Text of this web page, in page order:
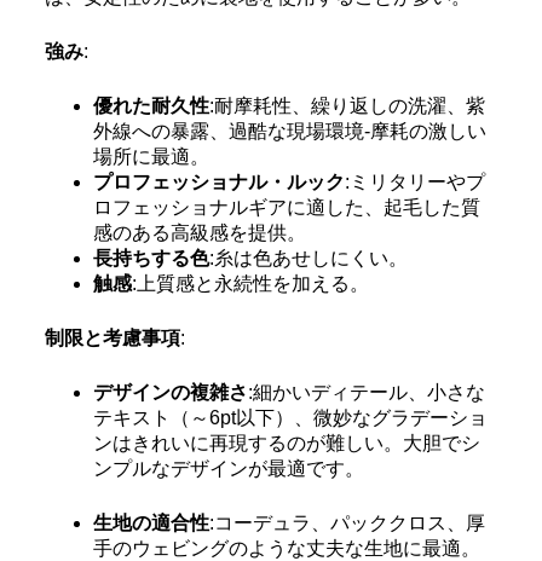
強み:
優れた耐久性:耐摩耗性、繰り返しの洗濯、紫
外線への暴露、過酷な現場環境-摩耗の激しい
場所に最適。
プロフェッショナル・ルック:ミリタリーやプ
ロフェッショナルギアに適した、起毛した質
感のある高級感を提供。
長持ちする色:糸は色あせしにくい。
触感:上質感と永続性を加える。
制限と考慮事項:
デザインの複雑さ:細かいディテール、小さな
テキスト（～6pt以下）、微妙なグラデーショ
ンはきれいに再現するのが難しい。大胆でシ
ンプルなデザインが最適です。
生地の適合性:コーデュラ、パッククロス、厚
手のウェビングのような丈夫な生地に最適。